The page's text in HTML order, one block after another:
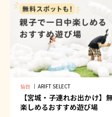
仙台 ｜ ARIFT SELECT
【宮城・子連れお出かけ】
楽しめるおすすめ遊び場